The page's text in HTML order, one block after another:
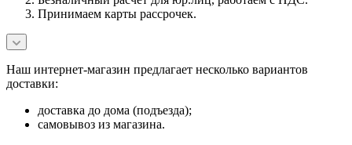
Принимаем карты рассрочек.
Наш интернет-магазин предлагает несколько вариантов
доставки:
доставка до дома (подъезда);
самовывоз из магазина.